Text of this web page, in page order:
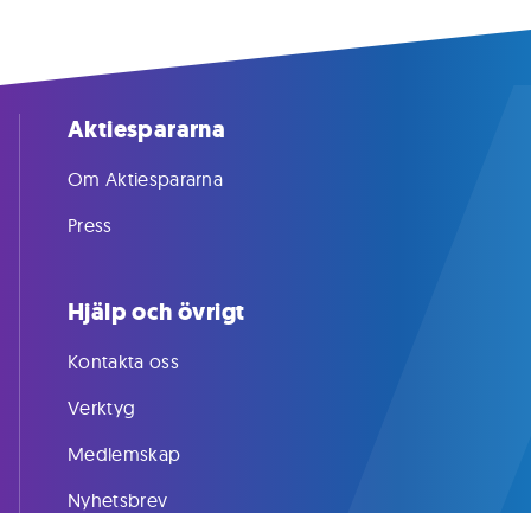
Aktiespararna
Om Aktiespararna
Press
Hjälp och övrigt
Kontakta oss
Verktyg
Medlemskap
Nyhetsbrev